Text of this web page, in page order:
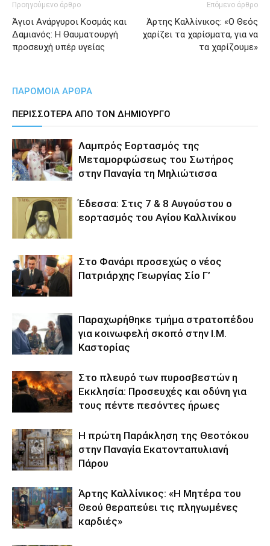
Προηγούμενο άρθρο
Άγιοι Ανάργυροι Κοσμάς και
Δαμιανός: Η Θαυματουργή
προσευχή υπέρ υγείας
Επόμενο άρθρο
Άρτης Καλλίνικος: «Ο Θεός
χαρίζει τα χαρίσματα, για να
τα χαρίζουμε»
ΠΑΡΟΜΟΙΑ ΑΡΘΡΑ
ΠΕΡΙΣΣΟΤΕΡΑ ΑΠΟ ΤΟΝ ΔΗΜΙΟΥΡΓΟ
Λαμπρός Εορτασμός της
Μεταμορφώσεως του Σωτήρος
στην Παναγία τη Μηλιώτισσα
Έδεσσα: Στις 7 & 8 Αυγούστου ο
εορτασμός του Αγίου Καλλινίκου
Στο Φανάρι προσεχώς ο νέος
Πατριάρχης Γεωργίας Σίο Γ’
Παραχωρήθηκε τμήμα στρατοπέδου
για κοινωφελή σκοπό στην Ι.Μ.
Καστορίας
Στο πλευρό των πυροσβεστών η
Εκκλησία: Προσευχές και οδύνη για
τους πέντε πεσόντες ήρωες
Η πρώτη Παράκληση της Θεοτόκου
στην Παναγία Εκατονταπυλιανή
Πάρου
Άρτης Καλλίνικος: «Η Μητέρα του
Θεού θεραπεύει τις πληγωμένες
καρδιές»